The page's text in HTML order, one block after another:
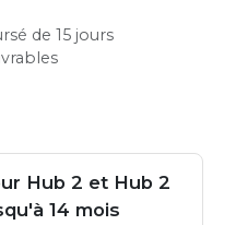
de 15 jours
Hub 2 et Hub 2
14 mois